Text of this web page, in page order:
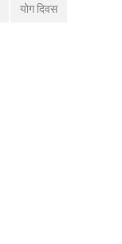
योग दिवस